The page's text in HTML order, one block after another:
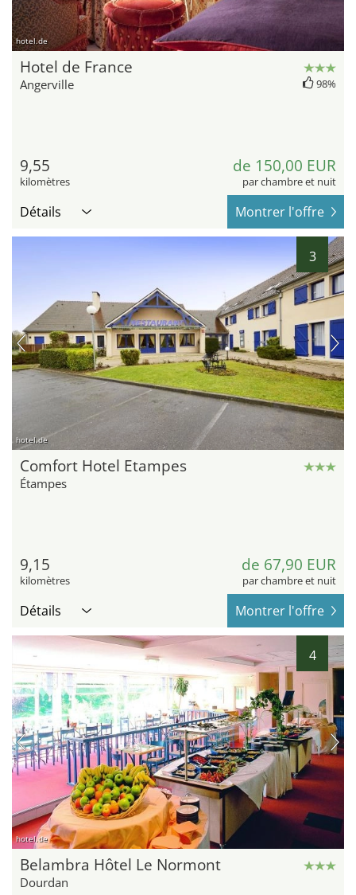
hotel.de
Hotel de France
Angerville 98%
9,55
kilomètres
de 150,00 EUR
par chambre et nuit
Détails Montrer l'offre
3
hotel.de
Comfort Hotel Etampes
Étampes
9,15
kilomètres
de 67,90 EUR
par chambre et nuit
Détails Montrer l'offre
4
hotel.de
Belambra Hôtel Le Normont
Dourdan